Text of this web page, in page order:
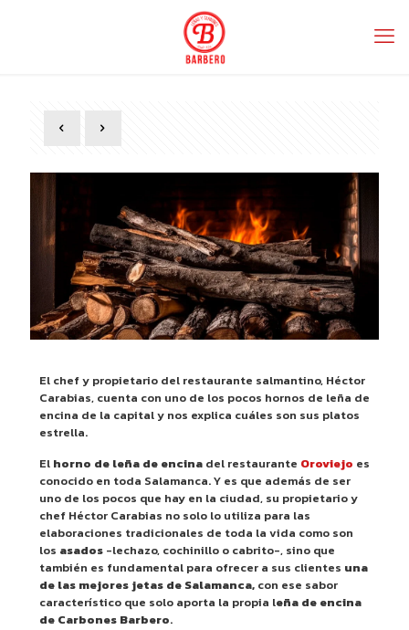
El chef y propietario del restaurante salmantino, Héctor
Carabias, cuenta con uno de los pocos hornos de leña de
encina de la capital y nos explica cuáles son sus platos
estrella.
El horno de leña de encina del restaurante Oroviejo es
conocido en toda Salamanca. Y es que además de ser
uno de los pocos que hay en la ciudad, su propietario y
chef Héctor Carabias no solo lo utiliza para las
elaboraciones tradicionales de toda la vida como son
los asados -lechazo, cochinillo o cabrito-, sino que
también es fundamental para ofrecer a sus clientes una
de las mejores jetas de Salamanca, con ese sabor
característico que solo aporta la propia leña de encina
de Carbones Barbero.